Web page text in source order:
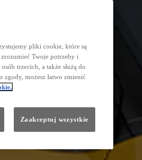
pliki cookie, które są
Twoje potrzeby i
trzecich, a także służą do
możesz łatwo zmienić
Zaakceptuj wszystkie